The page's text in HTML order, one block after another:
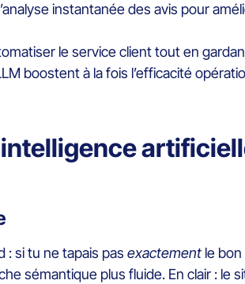
instantanée des avis pour
le service client tout en
boostent à la fois l’efficacité
: si tu ne tapais pas exactement le
sémantique plus fluide. En clair : le